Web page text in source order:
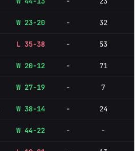
W 23-20 - 32
L 35-38 - 53
W 20-12 - 71
W 27-19 - 7
W 38-14 - 24
W 44-22 - -